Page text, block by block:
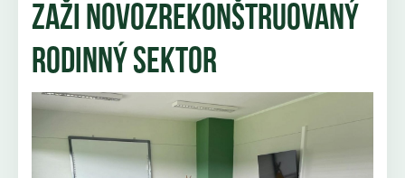
zaži novozrekonštruovaný
rodinný sektor